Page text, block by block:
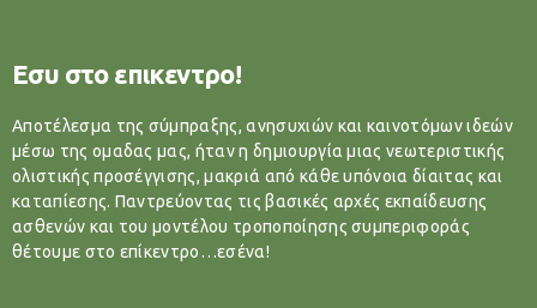
Εσυ στο επικεντρο!
Αποτέλεσμα της σύμπραξης, ανησυχιών και καινοτόμων ιδεών
μέσω της ομαδας μας, ήταν η δημιουργία μιας νεωτεριστικής
ολιστικής προσέγγισης, μακριά από κάθε υπόνοια δίαιτας και
καταπίεσης. Παντρεύοντας τις βασικές αρχές εκπαίδευσης
ασθενών και του μοντέλου τροποποίησης συμπεριφοράς
θέτουμε στο επίκεντρο…εσένα!